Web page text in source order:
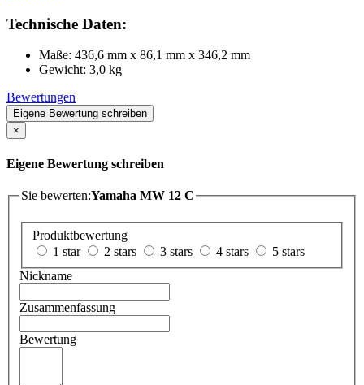
Technische Daten:
Maße: 436,6 mm x 86,1 mm x 346,2 mm
Gewicht: 3,0 kg
Bewertungen
Eigene Bewertung schreiben
×
Eigene Bewertung schreiben
Sie bewerten:Yamaha MW 12 C
Produktbewertung
1 star
2 stars 3 stars 4 stars
5 stars
Nickname
Zusammenfassung
Bewertung